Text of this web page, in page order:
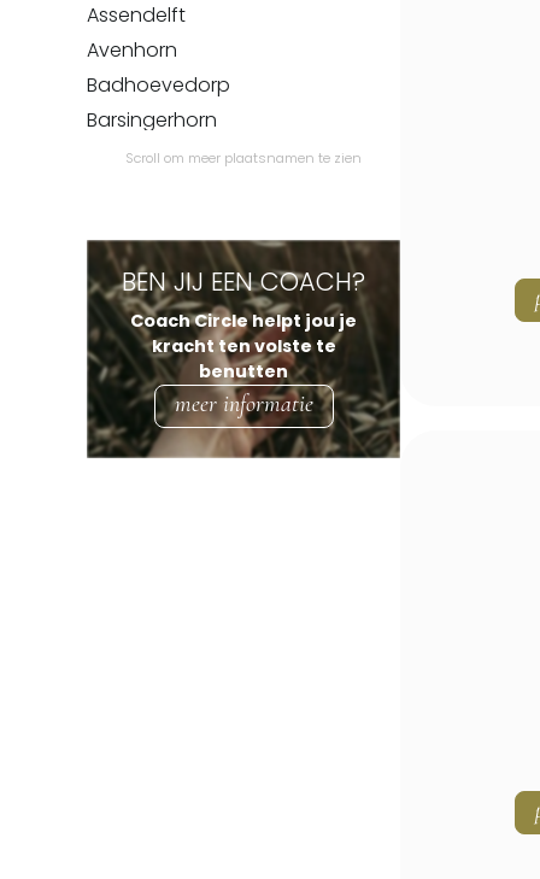
Assendelft
Avenhorn
Badhoevedorp
Barsingerhorn
Beemster
Bennebroek
Benningbroek
Bentveld
Bergen Aan Zee
Berkhout
Beverwijk
Scroll om meer plaatsnamen te zien
BEN JIJ EEN COACH?
Coach Circle helpt jou je
kracht ten volste te
benutten
meer informatie